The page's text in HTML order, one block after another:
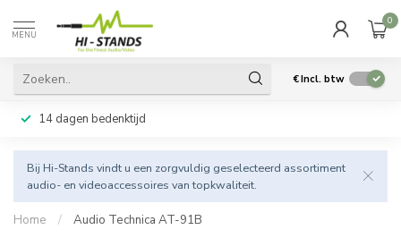
MENU
0
€Incl. btw
14 dagen bedenktijd
Bij Hi-Stands vindt u een zorgvuldig geselecteerd assortiment
audio- en videoaccessoires van topkwaliteit.
Home / Audio Technica AT-91B